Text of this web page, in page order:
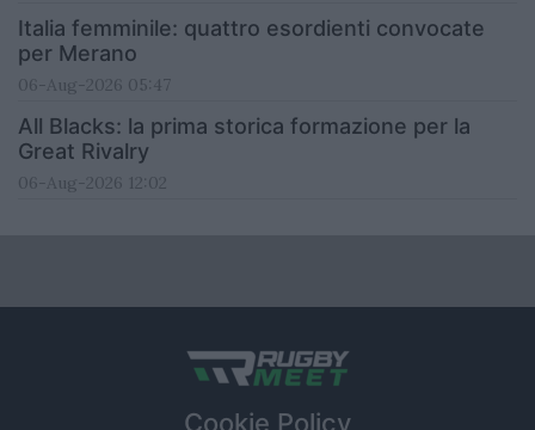
Italia femminile: quattro esordienti convocate
per Merano
06-Aug-2026 05:47
All Blacks: la prima storica formazione per la
Great Rivalry
06-Aug-2026 12:02
Cookie Policy